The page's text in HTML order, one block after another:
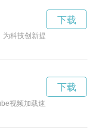
科技创新提供了强大的动
下载
视频加载速度的工具，让
下载